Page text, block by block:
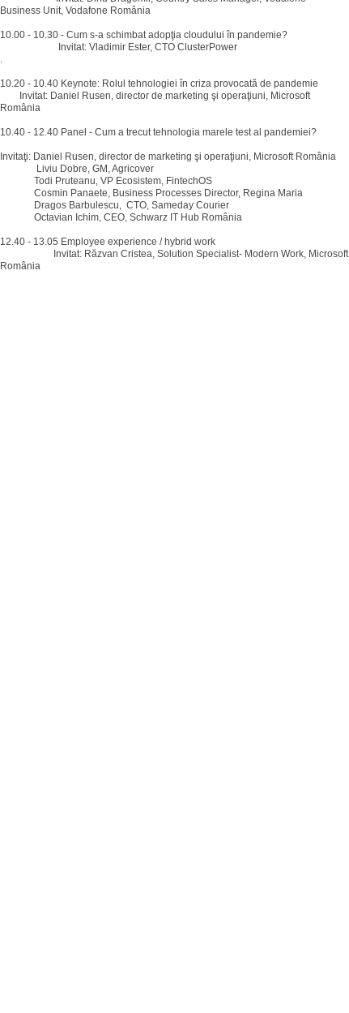
Business Unit, Vodafone România
10.00 - 10.30 - Cum s-a schimbat adopţia cloudului în pandemie?
Invitat: Vladimir Ester, CTO ClusterPower
.
10.20 - 10.40 Keynote: Rolul tehnologiei în criza provocată de pandemie
Invitat: Daniel Rusen, director de marketing şi operaţiuni, Microsoft
România
10.40 - 12.40 Panel - Cum a trecut tehnologia marele test al pandemiei?
Invitaţi: Daniel Rusen, director de marketing şi operaţiuni, Microsoft România
Liviu Dobre, GM, Agricover
Todi Pruteanu, VP Ecosistem, FintechOS
Cosmin Panaete, Business Processes Director, Regina Maria
Dragos Barbulescu, CTO, Sameday Courier
Octavian Ichim, CEO, Schwarz IT Hub România
12.40 - 13.05 Employee experience / hybrid work
Invitat: Răzvan Cristea, Solution Specialist- Modern Work, Microsoft
România